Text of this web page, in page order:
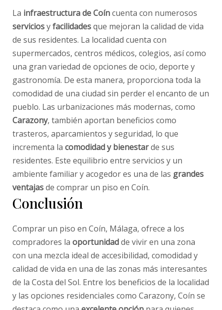
La infraestructura de Coíncuenta con numerosos
serviciosyfacilidadesque mejoran la calidad de vida
de sus residentes. La localidad cuenta con
supermercados, centros médicos, colegios, así como
una gran variedad de opciones de ocio, deporte y
gastronomía. De esta manera, proporciona toda la
comodidad de una ciudad sin perder el encanto de un
pueblo. Las urbanizaciones más modernas, como
Carazony, también aportan beneficios como
trasteros, aparcamientos y seguridad, lo que
incrementa la comodidad y bienestarde sus
residentes. Este equilibrio entre servicios y un
ambiente familiar y acogedor es una de las grandes
ventajasde comprar un piso en Coín.
Conclusión
Comprar un piso en Coín, Málaga, ofrece a los
compradores la oportunidadde vivir en una zona
con una mezcla ideal de accesibilidad, comodidad y
calidad de vida en una de las zonas más interesantes
de la Costa del Sol. Entre los beneficios de la localidad
y las opciones residenciales como Carazony, Coín se